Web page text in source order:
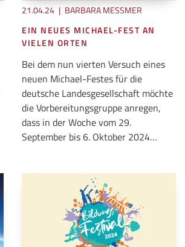
21.04.24 | BARBARA MESSMER
EIN NEUES MICHAEL-FEST AN
VIELEN ORTEN
Bei dem nun vierten Versuch eines
neuen Michael-Festes für die
deutsche Landesgesellschaft möchte
die Vorbereitungsgruppe anregen,
dass in der Woche vom 29.
September bis 6. Oktober 2024…